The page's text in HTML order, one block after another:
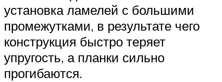
установка ламелей с большими
промежутками, в результате чего
конструкция быстро теряет
упругость, а планки сильно
прогибаются.